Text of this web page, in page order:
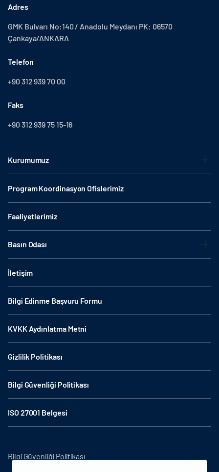
Adres
GMK Bulvarı No:140 / Anadolu Meydanı PK: 06570
Çankaya/ANKARA
Telefon
+90 312 939 70 00
Faks
+90 312 939 75 15-16
Kurumumuz
Program Koordinasyon Ofislerimiz
Faaliyetlerimiz
Basın Odası
İletişim
Bilgi Edinme Başvuru Formu
KVKK Aydınlatma Metni
Gizlilik Politikası
Bilgi Güvenliği Politikası
ISO 27001 Belgesi
Bilgi Güvenliği Politikası